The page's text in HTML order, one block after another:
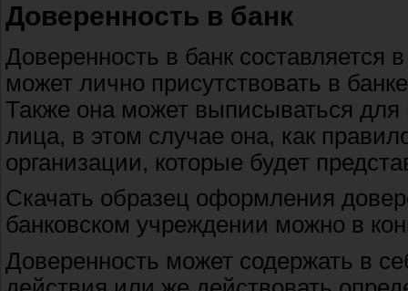
Доверенность в банк
Доверенность в банк составляется
может лично присутствовать в
Также она может выписываться для
лица, в этом случае она, как
организации, которые будет
Скачать образец оформления
банковском учреждении можно в
Доверенность может содержать в